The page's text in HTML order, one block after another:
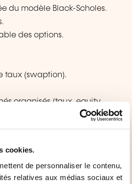
cookies.
de personnaliser le contenu,
relatives aux médias sociaux et
du modèle Black-Scholes.
des options.
taux (swaption).
organisés (taux, equity,
aux questions.
COMPTABLES